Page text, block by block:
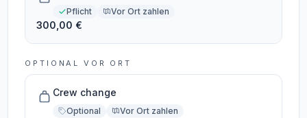
Pflicht Vor Ort zahlen
300,00 €
OPTIONAL VOR ORT
Crew change
Optional Vor Ort zahlen